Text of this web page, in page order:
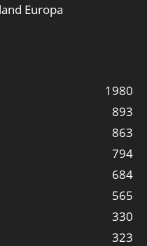
Europa
1980
893
863
794
684
565
330
323